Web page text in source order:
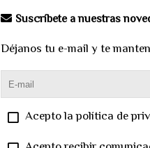
Suscríbete a nuestras
Déjanos tu e-mail y te
Acepto la política de